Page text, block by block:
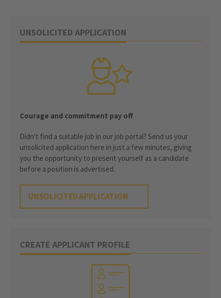
UNSOLICITED APPLICATION
Courage and commitment pay off
Didn't find a suitable job in our job portal? Send us your
unsolicited application here in just a few minutes, giving
you the opportunity to present yourself as a candidate
before a position is advertised.
UNSOLICITED APPLICATION
CREATE APPLICANT PROFILE